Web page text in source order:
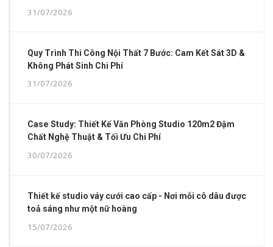
31/07/2026
Quy Trình Thi Công Nội Thất 7 Bước: Cam Kết Sát 3D &
Không Phát Sinh Chi Phí
31/07/2026
Case Study: Thiết Kế Văn Phòng Studio 120m2 Đậm
Chất Nghệ Thuật & Tối Ưu Chi Phí
30/07/2026
Thiết kế studio váy cưới cao cấp - Nơi mỗi cô dâu được
toả sáng như một nữ hoàng
15/07/2026